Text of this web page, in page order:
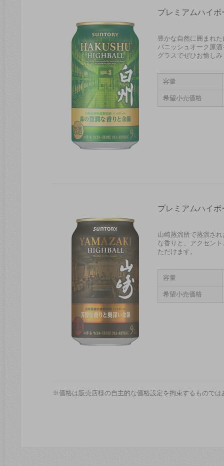
プレミアムハイ
豊かな自然に囲まれ
パニッシュオーク原
グラスでぜひお愉し
容量
希望小売価格
プレミアムハイ
山崎蒸溜所で蒸溜さ
な香りと、アクセン
ただけます。
容量
希望小売価格
※価格は販売店様の自主的な価格設定を拘束するもので